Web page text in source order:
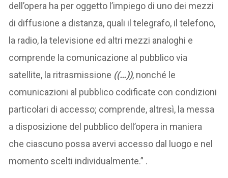
dell’opera ha per oggetto l’impiego di uno dei mezzi
di diffusione a distanza, quali il telegrafo, il telefono,
la radio, la televisione ed altri mezzi analoghi e
comprende la comunicazione al pubblico via
satellite, la ritrasmissione ((…)), nonché le
comunicazioni al pubblico codificate con condizioni
particolari di accesso; comprende, altresì, la messa
a disposizione del pubblico dell’opera in maniera
che ciascuno possa avervi accesso dal luogo e nel
momento scelti individualmente.” .